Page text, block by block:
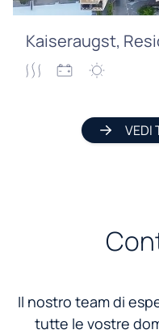
Kaiseraugst,
VEDI
Il nostro team di
tutte le vostre